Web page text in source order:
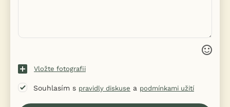
Vložte fotografii
Souhlasím s pravidly diskuse a podmínkami užití